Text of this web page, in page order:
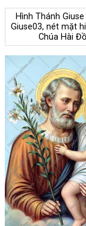
Hình Thánh
Giuse03, nét mặt
Chúa Hài